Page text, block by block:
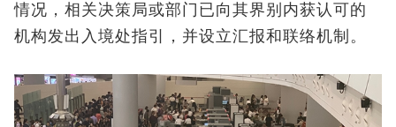
情况，相关决策局或部门已向其界别内获认可的
机构发出入境处指引，并设立汇报和联络机制。